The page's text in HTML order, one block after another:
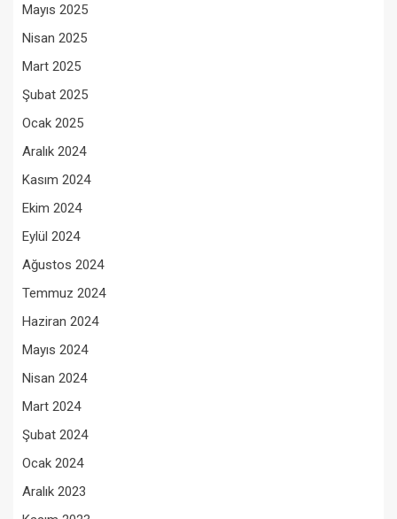
Mayıs 2025
Nisan 2025
Mart 2025
Şubat 2025
Ocak 2025
Aralık 2024
Kasım 2024
Ekim 2024
Eylül 2024
Ağustos 2024
Temmuz 2024
Haziran 2024
Mayıs 2024
Nisan 2024
Mart 2024
Şubat 2024
Ocak 2024
Aralık 2023